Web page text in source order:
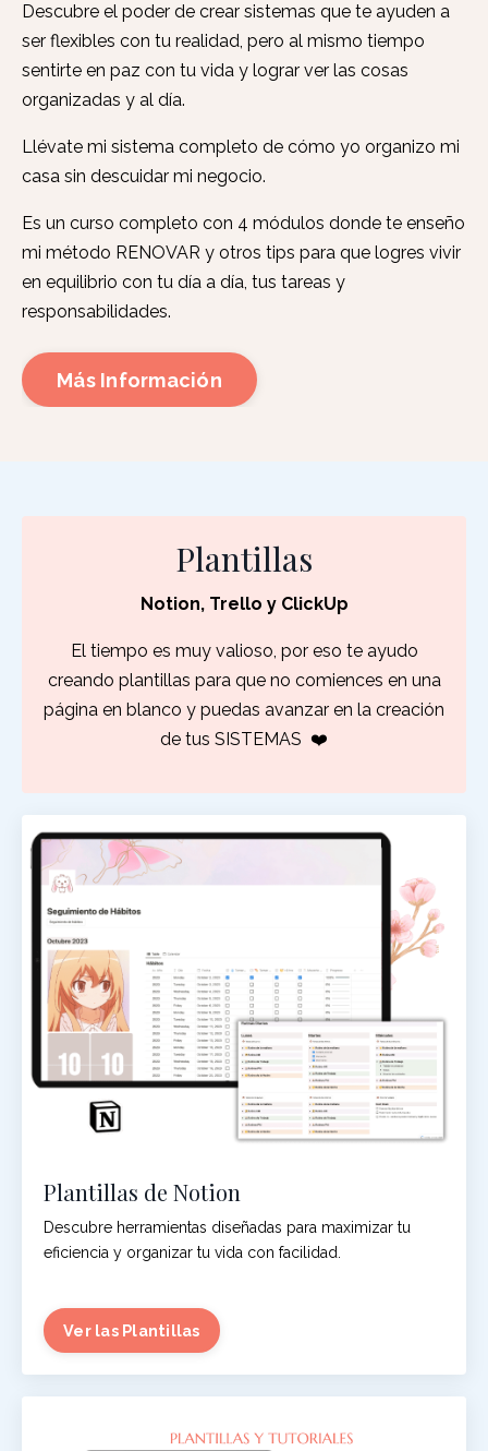
Descubre el poder de crear sistemas que te ayuden a
ser flexibles con tu realidad, pero al mismo tiempo
sentirte en paz con tu vida y lograr ver las cosas
organizadas y al día.
Llévate mi sistema completo de cómo yo organizo mi
casa sin descuidar mi negocio.
Es un curso completo con 4 módulos donde te enseño
mi método RENOVAR y otros tips para que logres vivir
en equilibrio con tu día a día, tus tareas y
responsabilidades.
Más Información
Plantillas
Notion, Trello y ClickUp
El tiempo es muy valioso, por eso te ayudo
creando plantillas para que no comiences en una
página en blanco y puedas avanzar en la creación
de tus SISTEMAS ❤️
Plantillas de Notion
Descubre herramientas diseñadas para maximizar tu
eficiencia y organizar tu vida con facilidad.
Ver las Plantillas